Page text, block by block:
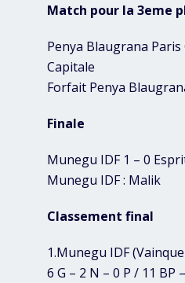
Match pour la 3eme
Penya Blaugrana Paris
Capitale
Forfait Penya
Finale
Munegu IDF 1 – 0
Munegu IDF : Malik
Classement final
1.Munegu IDF
6 G – 2 N – 0 P / 11 BP